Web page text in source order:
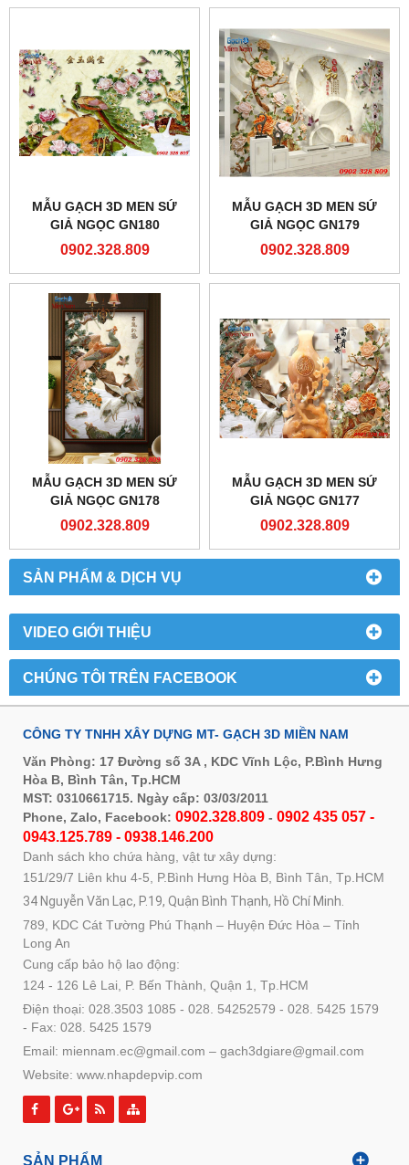
SẢN PHẨM & DỊCH VỤ
VIDEO GIỚI THIỆU
CHÚNG TÔI TRÊN FACEBOOK
MẪU GẠCH 3D MEN SỨ
GIẢ NGỌC GN180
0902.328.809
MẪU GẠCH 3D MEN SỨ
GIẢ NGỌC GN179
0902.328.809
MẪU GẠCH 3D MEN SỨ
GIẢ NGỌC GN178
0902.328.809
MẪU GẠCH 3D MEN SỨ
GIẢ NGỌC GN177
0902.328.809
CÔNG TY TNHH XÂY DỰNG MT- GẠCH 3D MIỀN NAM
Văn Phòng: 17 Đường số 3A , KDC Vĩnh Lộc, P.Bình Hưng
Hòa B, Bình Tân, Tp.HCM
MST: 0310661715. Ngày cấp: 03/03/2011
Phone, Zalo, Facebook: 0902.328.809 - 0902 435 057 -
0943.125.789 - 0938.146.200
Danh sách kho chứa hàng, vật tư xây dựng:
151/29/7 Liên khu 4-5, P.Bình Hưng Hòa B, Bình Tân, Tp.HCM
34 Nguyễn Văn Lạc, P.19, Quận Bình Thạnh, Hồ Chí Minh.
789, KDC Cát Tường Phú Thạnh – Huyện Đức Hòa – Tỉnh
Long An
Cung cấp bảo hộ lao động:
124 - 126 Lê Lai, P. Bến Thành, Quận 1, Tp.HCM
Điện thoại: 028.3503 1085 - 028. 54252579 - 028. 5425 1579
- Fax: 028. 5425 1579
Email: miennam.ec@gmail.com – gach3dgiare@gmail.com
Website: www.nhapdepvip.com
SẢN PHẨM